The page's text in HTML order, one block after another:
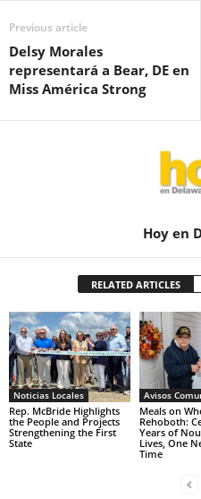
Previous article
Delsy Morales
representará a Bear, DE en
Miss América Strong
Hoy en
RELATED ARTICLES
Noticias Locales
Rep. McBride Highlights
the People and Projects
Strengthening the First
State
Avisos
Meals on
Rehoboth:
Years of
Lives, One
Time